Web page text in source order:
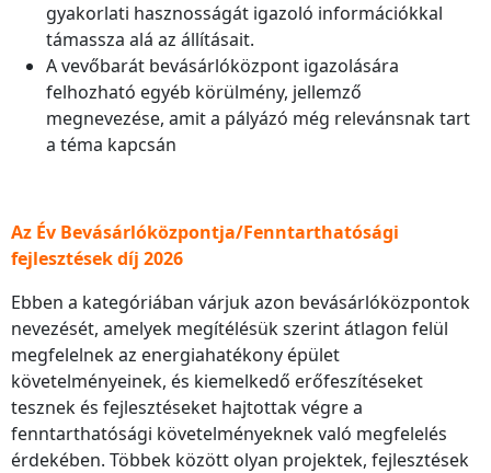
gyakorlati hasznosságát igazoló információkkal
támassza alá az állításait.
A vevőbarát bevásárlóközpont igazolására
felhozható egyéb körülmény, jellemző
megnevezése, amit a pályázó még relevánsnak tart
a téma kapcsán
Az Év Bevásárlóközpontja/Fenntarthatósági
fejlesztések díj 2026
Ebben a kategóriában várjuk azon bevásárlóközpontok
nevezését, amelyek megítélésük szerint átlagon felül
megfelelnek az energiahatékony épület
követelményeinek, és kiemelkedő erőfeszítéseket
tesznek és fejlesztéseket hajtottak végre a
fenntarthatósági követelményeknek való megfelelés
érdekében. Többek között olyan projektek, fejlesztések